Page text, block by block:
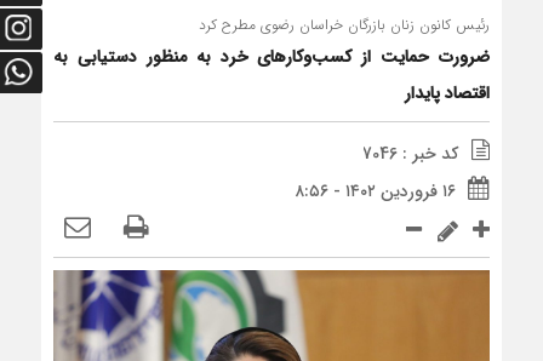
رئیس کانون زنان بازرگان خراسان رضوی مطرح کرد
ضرورت حمایت از کسب‌وکارهای خرد به منظور دستیابی به
اقتصاد پایدار
کد خبر : 7046
۱۶ فروردین ۱۴۰۲ - ۸:۵۶